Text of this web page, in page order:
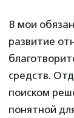
В мои
развитие
средств.
поиском
понятной